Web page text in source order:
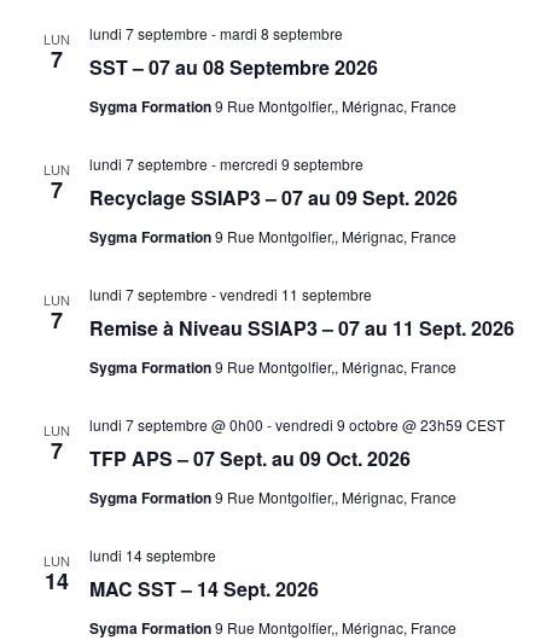
LUN
7 SST – 07 au 08 Septembre 2026
lundi 7 septembre -mardi 8 septembre
Sygma Formation9 Rue Montgolfier,, Mérignac, France
LUN
7 Recyclage SSIAP3 – 07 au 09 Sept. 2026
lundi 7 septembre -mercredi 9 septembre
Sygma Formation9 Rue Montgolfier,, Mérignac, France
LUN
7 Remise à Niveau SSIAP3 – 07 au 11 Sept. 2026
lundi 7 septembre -vendredi 11 septembre
Sygma Formation9 Rue Montgolfier,, Mérignac, France
LUN
7 TFP APS – 07 Sept. au 09 Oct. 2026
lundi 7 septembre @ 0h00 -vendredi 9 octobre @ 23h59 CEST
Sygma Formation9 Rue Montgolfier,, Mérignac, France
LUN
14 MAC SST – 14 Sept. 2026
lundi 14 septembre
Sygma Formation9 Rue Montgolfier,, Mérignac, France